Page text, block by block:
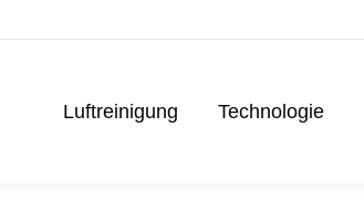
Luftreinigung Technologie